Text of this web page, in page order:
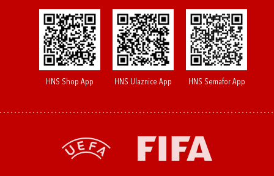
HNS Shop App HNS Ulaznice App HNS Semafor App